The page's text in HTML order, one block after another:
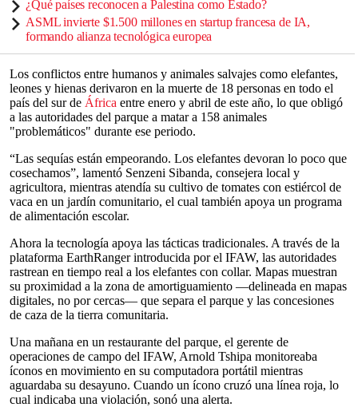
¿Qué países reconocen a Palestina como Estado?
ASML invierte $1.500 millones en startup francesa de IA,
formando alianza tecnológica europea
Los conflictos entre humanos y animales salvajes como elefantes,
leones y hienas derivaron en la muerte de 18 personas en todo el
país del sur de África entre enero y abril de este año, lo que obligó
a las autoridades del parque a matar a 158 animales
"problemáticos" durante ese periodo.
“Las sequías están empeorando. Los elefantes devoran lo poco que
cosechamos”, lamentó Senzeni Sibanda, consejera local y
agricultora, mientras atendía su cultivo de tomates con estiércol de
vaca en un jardín comunitario, el cual también apoya un programa
de alimentación escolar.
Ahora la tecnología apoya las tácticas tradicionales. A través de la
plataforma EarthRanger introducida por el IFAW, las autoridades
rastrean en tiempo real a los elefantes con collar. Mapas muestran
su proximidad a la zona de amortiguamiento —delineada en mapas
digitales, no por cercas— que separa el parque y las concesiones
de caza de la tierra comunitaria.
Una mañana en un restaurante del parque, el gerente de
operaciones de campo del IFAW, Arnold Tshipa monitoreaba
íconos en movimiento en su computadora portátil mientras
aguardaba su desayuno. Cuando un ícono cruzó una línea roja, lo
cual indicaba una violación, sonó una alerta.